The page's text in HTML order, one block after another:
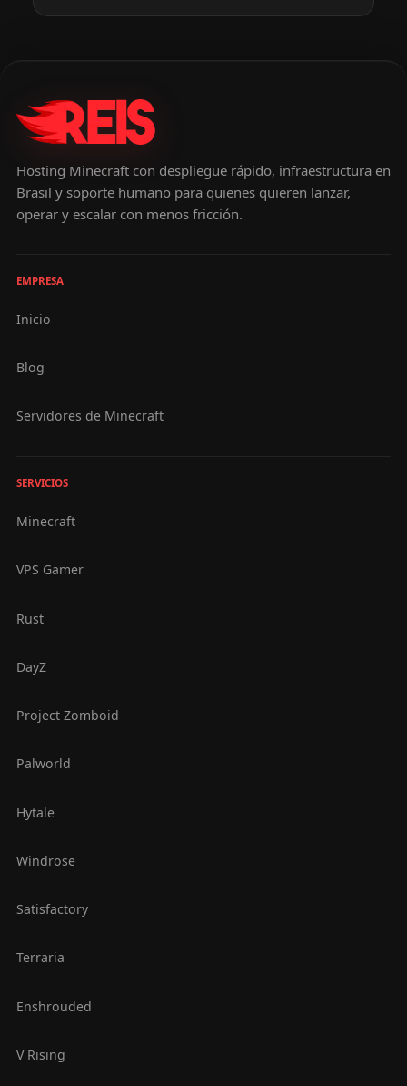
Hosting Minecraft con despliegue rápido, infraestructura en
Brasil y soporte humano para quienes quieren lanzar,
operar y escalar con menos fricción.
EMPRESA
Inicio
Blog
Servidores de Minecraft
SERVICIOS
Minecraft
VPS Gamer
Rust
DayZ
Project Zomboid
Palworld
Hytale
Windrose
Satisfactory
Terraria
Enshrouded
V Rising